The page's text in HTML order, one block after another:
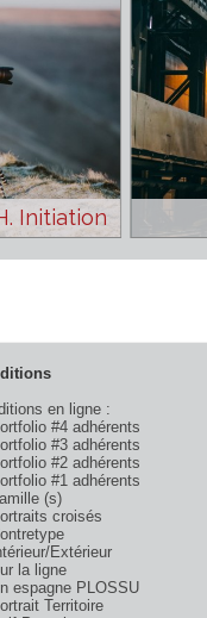
Editions
éditions en ligne :
Portfolio #4 adhérents
Portfolio #3 adhérents
Portfolio #2 adhérents
Portfolio #1 adhérents